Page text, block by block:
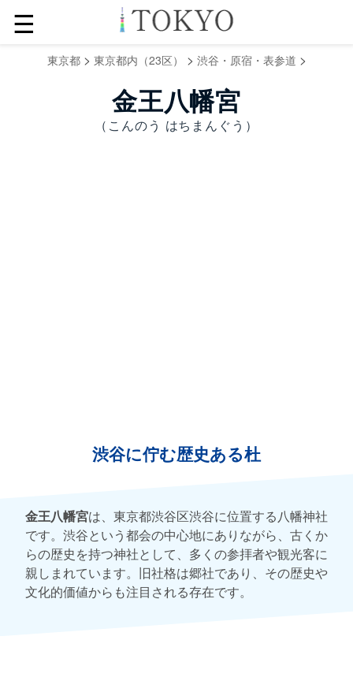
☰
東京都> 東京都内（23区） > 渋谷・原宿・表参道 >
金王八幡宮
（こんのう はちまんぐう）
渋谷に佇む歴史ある杜
金王八幡宮は、東京都渋谷区渋谷に位置する八幡神社
です。渋谷という都会の中心地にありながら、古くか
らの歴史を持つ神社として、多くの参拝者や観光客に
親しまれています。旧社格は郷社であり、その歴史や
文化的価値からも注目される存在です。